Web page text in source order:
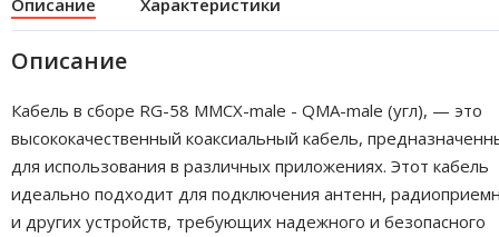
Описание Характеристики
Описание
Кабель в сборе RG-58 MMCX-male - QMA-male (угл), — это
высококачественный коаксиальный кабель,
для использования в различных приложениях. Этот кабель
идеально подходит для подключения антенн,
и других устройств, требующих надежного и безопасного